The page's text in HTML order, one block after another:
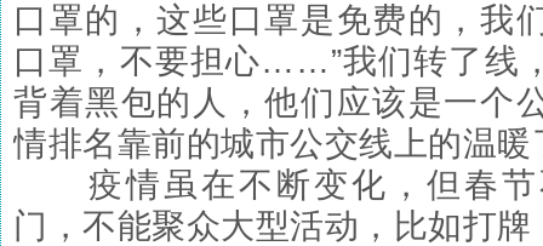
口罩的，这些口罩是免费的，我
口罩，不要担心……”我们转了线
背着黑包的人，他们应该是一个
情排名靠前的城市公交线上的温暖
疫情虽在不断变化，但春节
门，不能聚众大型活动，比如打牌